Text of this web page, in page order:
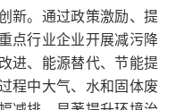
新。通过政策激励、提
点行业企业开展减污降
进、能源替代、节能提
程中大气、水和固体废